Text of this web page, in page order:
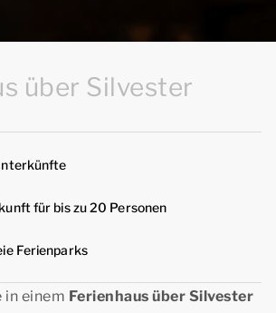
über Silvester
für bis zu 20 Personen
Ferienparks
in einem Ferienhaus über Silvester